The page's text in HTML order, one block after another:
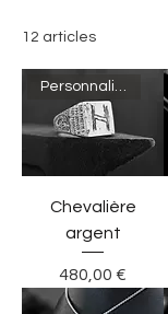
12 articles
Personnalisable
Chevalière
argent
Prix
480,00 €